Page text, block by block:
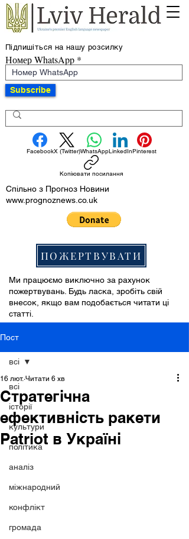
Підпишіться на нашу розсилку
Номер WhatsApp
Subscribe
FacebookX (Twitter)WhatsAppLinkedInPinterest
Копіювати посилання
Спільно з Прогноз Новини
www.prognoznews.co.uk
ПОЖЕРТВУВАТИ
Ми працюємо виключно за рахунок
пожертвувань. Будь ласка, зробіть свій
внесок, якщо вам подобається читати ці
статті.
Пост
всі
історії
культури
політика
аналіз
міжнародний
конфлікт
громада
всі
Стратегічна
ефективність ракети
Patriot в Україні
16 лют. Читати 6 хв